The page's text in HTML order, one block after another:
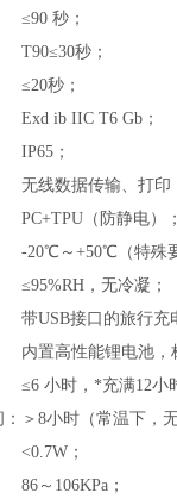
≤90 秒；
T90≤30秒；
≤20秒；
Exd ib IIC T6 Gb ；
IP65；
无线数据传输、打印
PC+TPU（防静电）；
-20℃～+50℃（特殊
≤95%RH，无冷凝；
带USB接口的旅行充
内置高性能锂电池，
≤6 小时，*充满12小
＞8小时（常温下，
<0.7W；
86～106KPa；